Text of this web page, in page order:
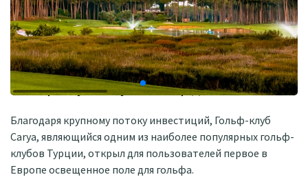
Гольф-клуб Carya: Гольф днем и ночью
Благодаря крупному потоку инвестиций, Гольф-клуб
Carya, являющийся одним из наиболее популярных гольф-
клубов Турции, открыл для пользователей первое в
Европе освещенное поле для гольфа.